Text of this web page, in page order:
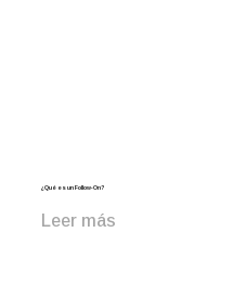
¿Qué es un Follow-On?
Leer más